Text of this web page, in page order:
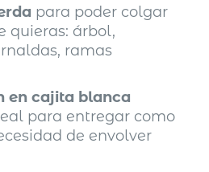
para poder colgar
quieras: árbol,
ramas
en cajita blanca
para entregar como
de envolver